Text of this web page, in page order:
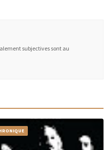
subjectives sont au